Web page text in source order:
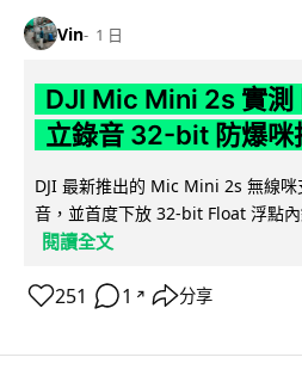
Vin 1 日
DJI Mic Mini 2s 實測
立錄音 32-bit 防爆咪
DJI 最新推出的 Mic Mini 2s 無線
音，並首度下放 32-bit Float 浮點
閱讀全文
251 1 ↗ 分享